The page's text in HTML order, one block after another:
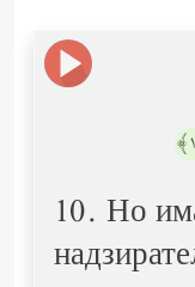
10. Но